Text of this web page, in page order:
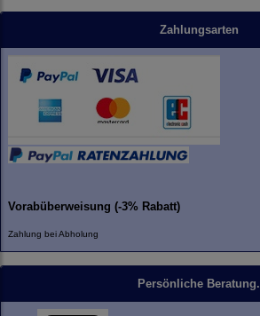
Zahlungsarten
Vorabüberweisung (-3% Rabatt)
Zahlung bei Abholung
Persönliche Beratung.